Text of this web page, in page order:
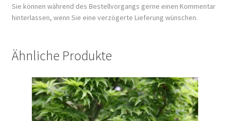
Sie können während des Bestellvorgangs gerne einen Kommentar
hinterlassen, wenn Sie eine verzögerte Lieferung wünschen.
Ähnliche Produkte